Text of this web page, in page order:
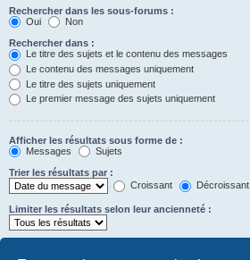
Rechercher dans les sous-forums :
Oui
Non
Rechercher dans :
Le titre des sujets et le contenu des messages
Le contenu des messages uniquement
Le titre des sujets uniquement
Le premier message des sujets uniquement
Afficher les résultats sous forme de :
Messages
Sujets
Trier les résultats par :
Croissant
Décroissant
Limiter les résultats selon leur ancienneté :